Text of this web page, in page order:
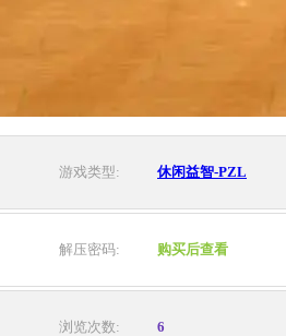
游戏类型: 休闲益智-PZL
解压密码: 购买后查看
浏览次数: 6